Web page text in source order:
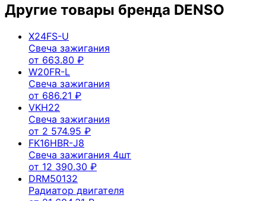
Другие товары бренда DENSO
X24FS-U
Свеча зажигания
от 663.80 ₽
W20FR-L
Свеча зажигания
от 686.21 ₽
VKH22
Свеча зажигания
от 2 574.95 ₽
FK16HBR-J8
Свеча зажигания 4шт
от 12 390.30 ₽
DRM50132
Радиатор двигателя